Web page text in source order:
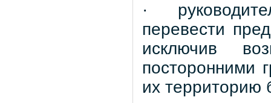
·
перевести
исключив
посторонними
их территорию